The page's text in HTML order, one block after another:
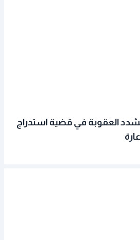
العقوبة في قضية استدراج